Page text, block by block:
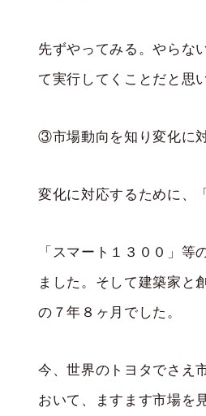
先ずやってみる。やらな
て実行してくことだと思
③市場動向を知り変化に
変化に対応するために、
「スマート１３００」
ました。そして建築家と
の７年８ヶ月でした。
今、世界のトヨタでさえ
おいて、ますます市場を